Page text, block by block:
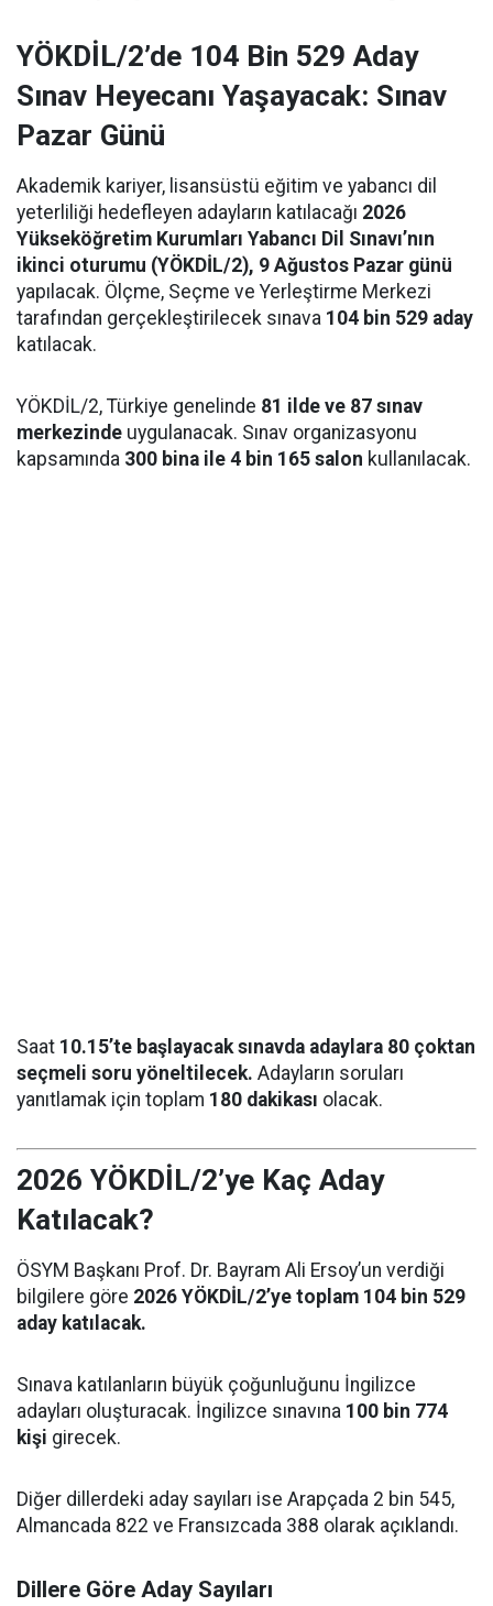
YÖKDİL/2’de 104 Bin 529 Aday
Sınav Heyecanı Yaşayacak: Sınav
Pazar Günü
Akademik kariyer, lisansüstü eğitim ve yabancı dil
yeterliliği hedefleyen adayların katılacağı 2026
Yükseköğretim Kurumları Yabancı Dil Sınavı’nın
ikinci oturumu (YÖKDİL/2), 9 Ağustos Pazar günü
yapılacak. Ölçme, Seçme ve Yerleştirme Merkezi
tarafından gerçekleştirilecek sınava 104 bin 529 aday
katılacak.
YÖKDİL/2, Türkiye genelinde 81 ilde ve 87 sınav
merkezinde uygulanacak. Sınav organizasyonu
kapsamında 300 bina ile 4 bin 165 salon kullanılacak.
Saat 10.15’te başlayacak sınavda adaylara 80 çoktan
seçmeli soru yöneltilecek. Adayların soruları
yanıtlamak için toplam 180 dakikası olacak.
2026 YÖKDİL/2’ye Kaç Aday
Katılacak?
ÖSYM Başkanı Prof. Dr. Bayram Ali Ersoy’un verdiği
bilgilere göre 2026 YÖKDİL/2’ye toplam 104 bin 529
aday katılacak.
Sınava katılanların büyük çoğunluğunu İngilizce
adayları oluşturacak. İngilizce sınavına 100 bin 774
kişi girecek.
Diğer dillerdeki aday sayıları ise Arapçada 2 bin 545,
Almancada 822 ve Fransızcada 388 olarak açıklandı.
Dillere Göre Aday Sayıları